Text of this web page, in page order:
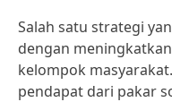
Salah satu strategi
dengan
kelompok
pendapat dari pakar